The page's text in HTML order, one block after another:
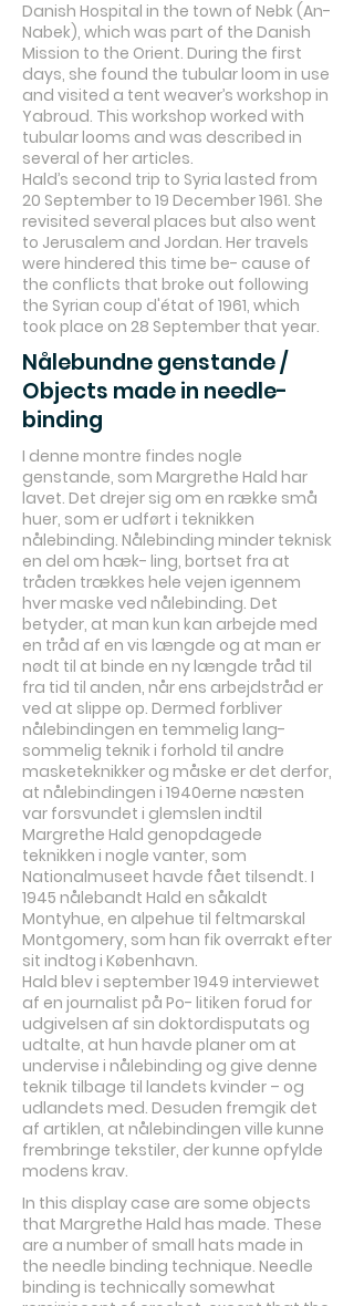
Danish Hospital in the town of Nebk (An-
Nabek), which was part of the Danish
Mission to the Orient. During the first
days, she found the tubular loom in use
and visited a tent weaver’s workshop in
Yabroud. This workshop worked with
tubular looms and was described in
several of her articles.
Hald’s second trip to Syria lasted from
20 September to 19 December 1961. She
revisited several places but also went
to Jerusalem and Jordan. Her travels
were hindered this time be- cause of
the conflicts that broke out following
the Syrian coup d'état of 1961, which
took place on 28 September that year.
Nålebundne genstande /
Objects made in needle-
binding
I denne montre findes nogle
genstande, som Margrethe Hald har
lavet. Det drejer sig om en række små
huer, som er udført i teknikken
nålebinding. Nålebinding minder teknisk
en del om hæk- ling, bortset fra at
tråden trækkes hele vejen igennem
hver maske ved nålebinding. Det
betyder, at man kun kan arbejde med
en tråd af en vis længde og at man er
nødt til at binde en ny længde tråd til
fra tid til anden, når ens arbejdstråd er
ved at slippe op. Dermed forbliver
nålebindingen en temmelig lang-
sommelig teknik i forhold til andre
masketeknikker og måske er det derfor,
at nålebindingen i 1940erne næsten
var forsvundet i glemslen indtil
Margrethe Hald genopdagede
teknikken i nogle vanter, som
Nationalmuseet havde fået tilsendt. I
1945 nålebandt Hald en såkaldt
Montyhue, en alpehue til feltmarskal
Montgomery, som han fik overrakt efter
sit indtog i København.
Hald blev i september 1949 interviewet
af en journalist på Po- litiken forud for
udgivelsen af sin doktordisputats og
udtalte, at hun havde planer om at
undervise i nålebinding og give denne
teknik tilbage til landets kvinder – og
udlandets med. Desuden fremgik det
af artiklen, at nålebindingen ville kunne
frembringe tekstiler, der kunne opfylde
modens krav.
In this display case are some objects
that Margrethe Hald has made. These
are a number of small hats made in
the needle binding technique. Needle
binding is technically somewhat